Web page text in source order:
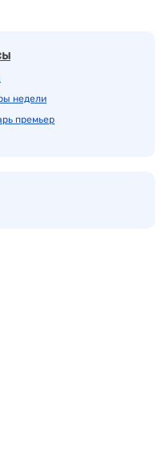
недели
премьер